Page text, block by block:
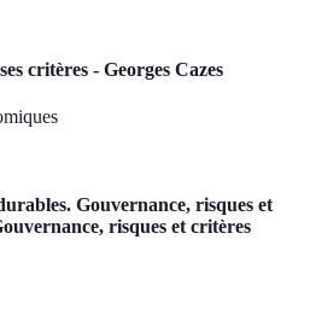
critères - Georges Cazes
Gouvernance, risques et
risques et critères